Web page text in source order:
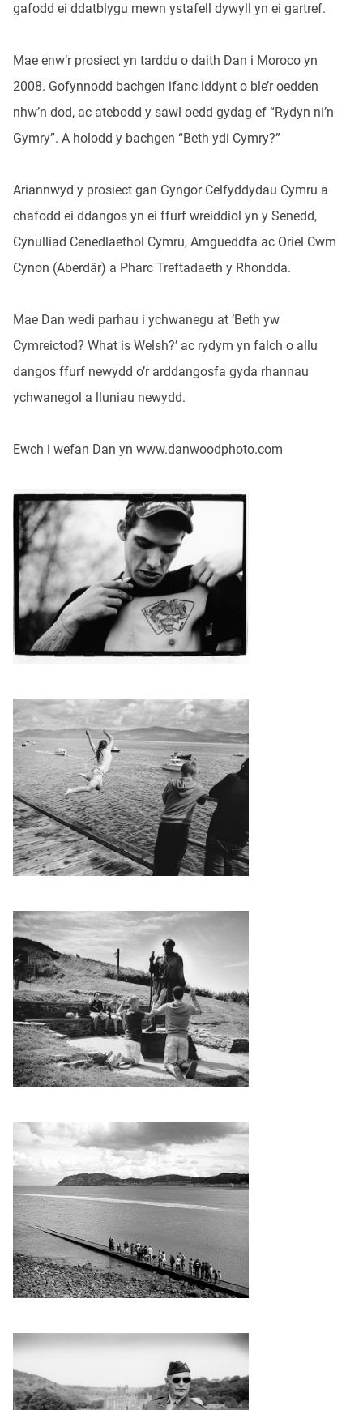
gafodd ei ddatblygu mewn ystafell dywyll yn ei gartref.
Mae enw’r prosiect yn tarddu o daith Dan i Moroco yn
2008. Gofynnodd bachgen ifanc iddynt o ble’r oedden
nhw’n dod, ac atebodd y sawl oedd gydag ef “Rydyn ni’n
Gymry”. A holodd y bachgen “Beth ydi Cymry?”
Ariannwyd y prosiect gan Gyngor Celfyddydau Cymru a
chafodd ei ddangos yn ei ffurf wreiddiol yn y Senedd,
Cynulliad Cenedlaethol Cymru, Amgueddfa ac Oriel Cwm
Cynon (Aberdâr) a Pharc Treftadaeth y Rhondda.
Mae Dan wedi parhau i ychwanegu at ‘Beth yw
Cymreictod? What is Welsh?’ ac rydym yn falch o allu
dangos ffurf newydd o’r arddangosfa gyda rhannau
ychwanegol a lluniau newydd.
Ewch i wefan Dan yn www.danwoodphoto.com